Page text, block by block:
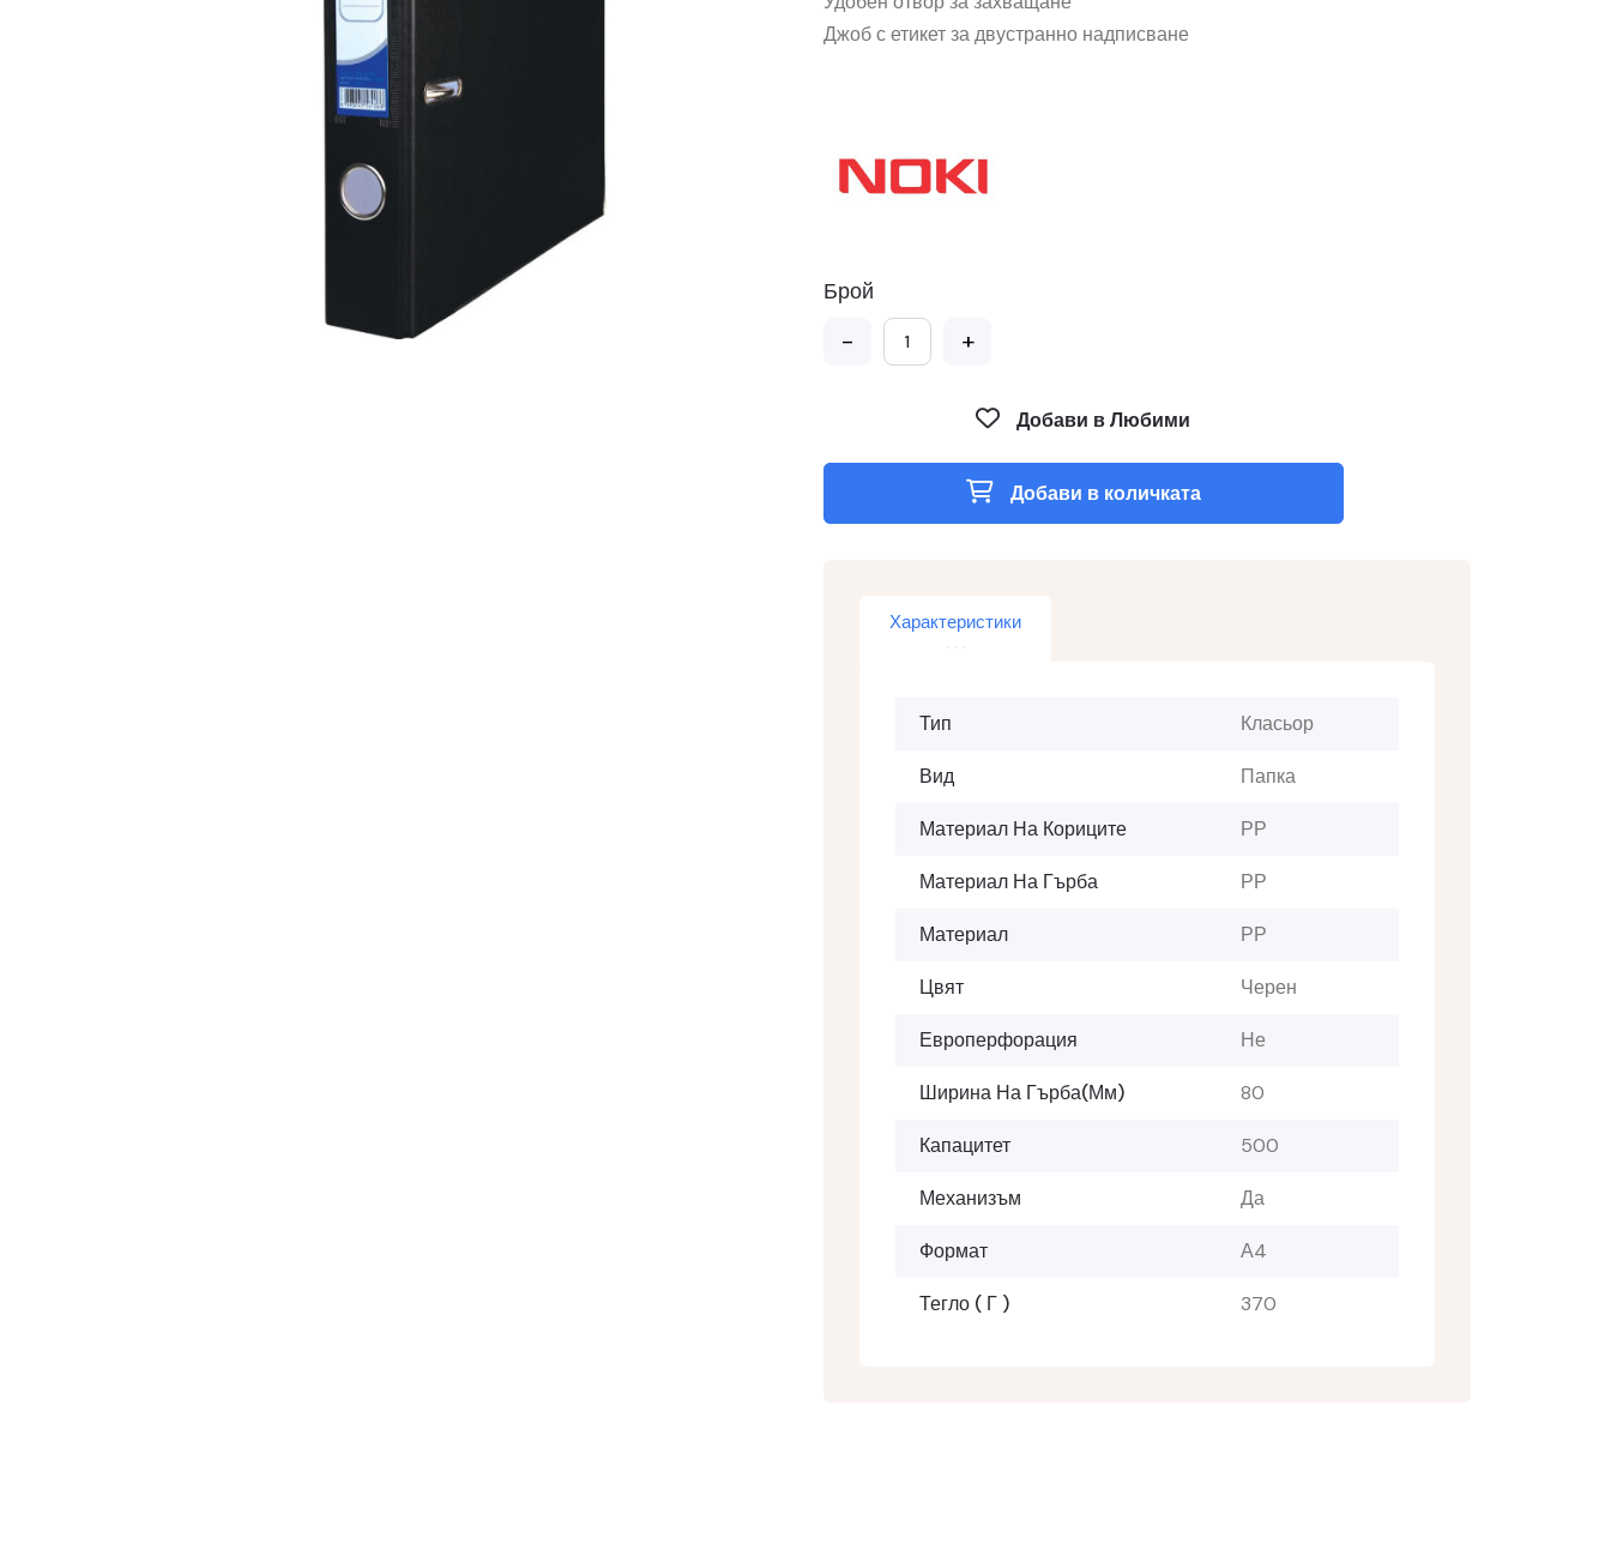
Джоб с етикет за двустранно надписване
Брой
- +
Добави в Любими
Добави в количката
Характеристики
Тип Класьор
Вид Папка
Материал На Кориците РР
Материал На Гърба РР
Материал РР
Цвят Черен
Европерфорация Не
Ширина На Гърба(мм) 80
Капацитет 500
Механизъм Да
Формат А4
Тегло ( Г ) 370